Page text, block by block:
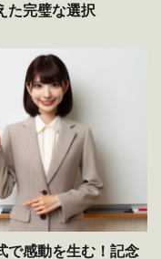
た完璧な選択
で感動を生む！記念